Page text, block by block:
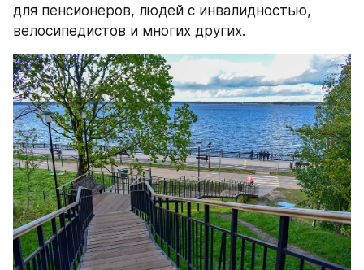
для пенсионеров, людей с инвалидностью,
велосипедистов и многих других.